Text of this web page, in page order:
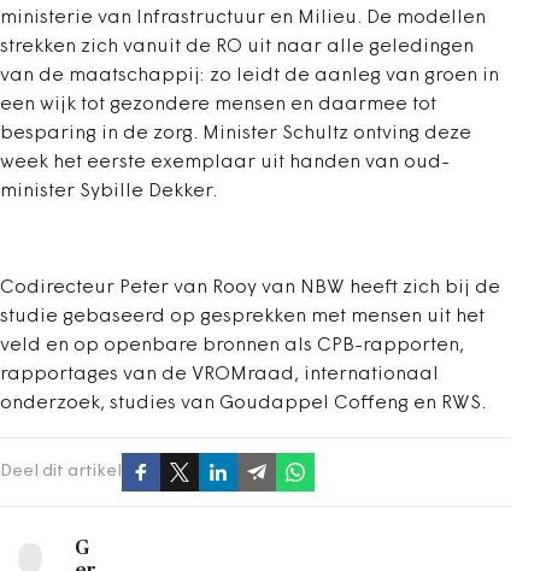
ministerie van Infrastructuur en Milieu. De modellen
strekken zich vanuit de RO uit naar alle geledingen
van de maatschappij: zo leidt de aanleg van groen in
een wijk tot gezondere mensen en daarmee tot
besparing in de zorg. Minister Schultz ontving deze
week het eerste exemplaar uit handen van oud-
minister Sybille Dekker.
Codirecteur Peter van Rooy van NBW heeft zich bij de
studie gebaseerd op gesprekken met mensen uit het
veld en op openbare bronnen als CPB-rapporten,
rapportages van de VROMraad, internationaal
onderzoek, studies van Goudappel Coffeng en RWS.
Deel dit artikel
G